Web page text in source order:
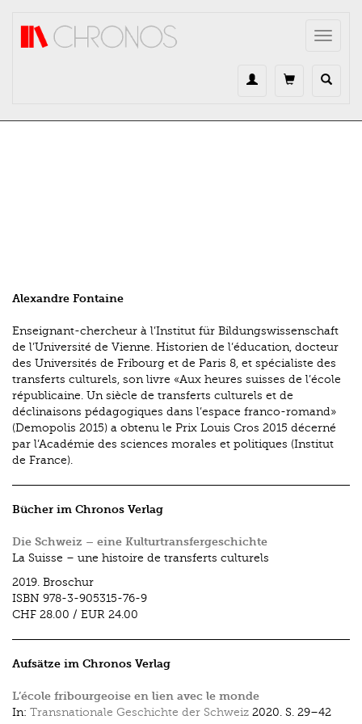
Toggle
Alexandre Fontaine
Enseignant-chercheur à l’Institut für Bildungswissenschaft
de l’Université de Vienne. Historien de l’éducation, docteur
des Universités de Fribourg et de Paris 8, et spécialiste des
transferts culturels, son livre «Aux heures suisses de l’école
républicaine. Un siècle de transferts culturels et de
déclinaisons pédagogiques dans l’espace franco-romand»
(Demopolis 2015) a obtenu le Prix Louis Cros 2015 décerné
par l’Académie des sciences morales et politiques (Institut
de France).
Bücher im Chronos Verlag
Die Schweiz – eine Kulturtransfergeschichte
La Suisse – une histoire de transferts culturels
2019. Broschur
ISBN 978-3-905315-76-9
CHF 28.00 / EUR 24.00
Aufsätze im Chronos Verlag
L’école fribourgeoise en lien avec le monde
In: Transnationale Geschichte der Schweiz 2020. S. 29–42